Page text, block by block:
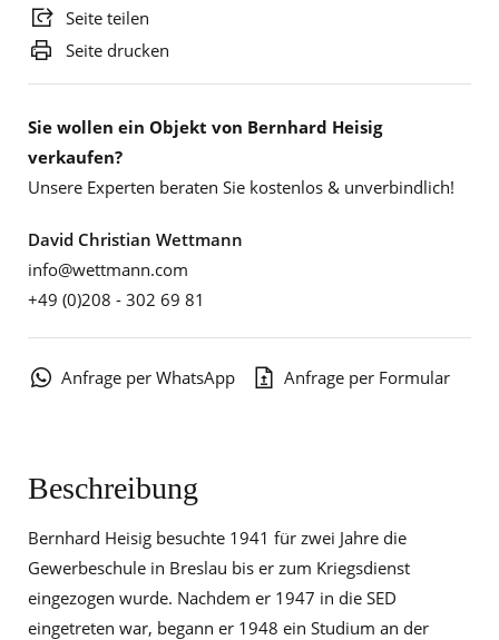
Seite teilen
Seite drucken
Sie wollen ein Objekt von Bernhard Heisig
verkaufen?
Unsere Experten beraten Sie kostenlos & unverbindlich!
David Christian Wettmann
info@wettmann.com
+49 (0)208 - 302 69 81
Anfrage per WhatsApp Anfrage per Formular
Beschreibung
Bernhard Heisig besuchte 1941 für zwei Jahre die
Gewerbeschule in Breslau bis er zum Kriegsdienst
eingezogen wurde. Nachdem er 1947 in die SED
eingetreten war, begann er 1948 ein Studium an der